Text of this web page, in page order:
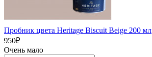
Пробник цвета Heritage Biscuit Beige 200 мл
950₽
Очень мало